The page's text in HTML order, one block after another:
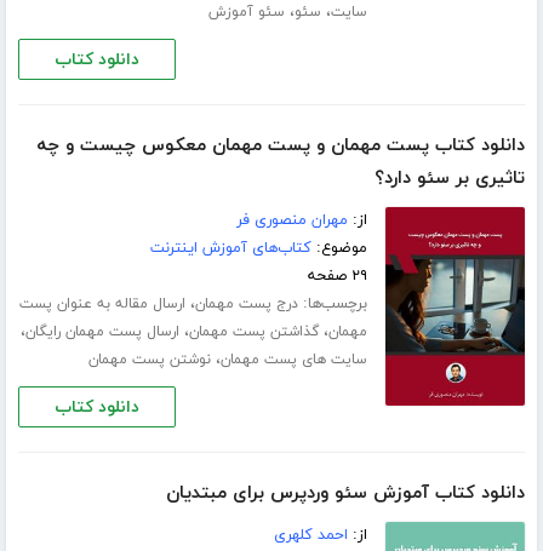
سایت، سئو، سئو آموزش
دانلود کتاب
دانلود کتاب پست مهمان و پست مهمان معکوس چیست و چه
تاثیری بر سئو دارد؟
از: مهران منصوری فر
موضوع:کتاب‌های آموزش اینترنت
۲۹ صفحه
برچسب‌ها:درج پست مهمان، ارسال مقاله به عنوان پست
مهمان،گذاشتن پست مهمان، ارسال پست مهمان رایگان،
سایت های پست مهمان،نوشتن پست مهمان
دانلود کتاب
دانلود کتاب آموزش سئو وردپرس برای مبتدیان
از: احمد کلهری